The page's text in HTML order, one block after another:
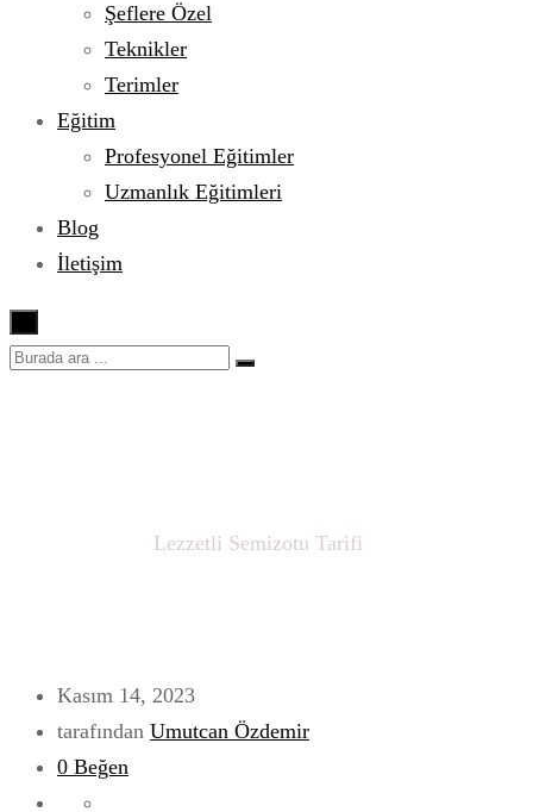
Şeflere Özel
Teknikler
Terimler
Eğitim
Profesyonel Eğitimler
Uzmanlık Eğitimleri
Blog
İletişim
Lezzetli Semizotu Tarifi
Kasım 14, 2023
tarafından Umutcan Özdemir
0 Beğen